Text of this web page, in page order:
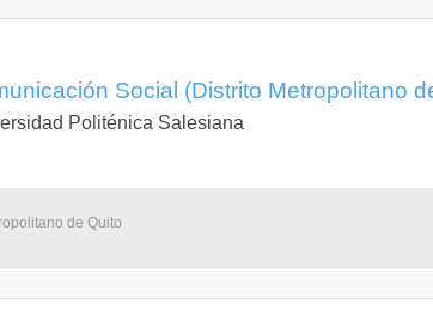
Social (Distrito Metropolitano
Politénica Salesiana
de Quito